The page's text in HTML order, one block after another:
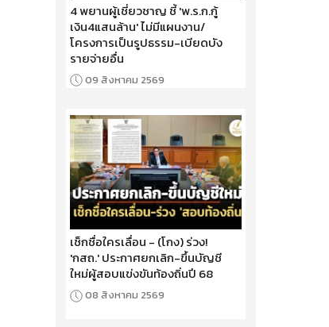
4 พยานผู้เชี่ยวชาญ ชี้ 'พ.ร.ก.กู้
เงิน4แสนล้าน' ไม่มีแผนงาน/
โครงการเป็นรูปธรรม-เบียดบัง
รายจ่ายอื่น
09 สิงหาคม 2569
เช็กชื่อใครเลื่อน - (โกง) ร่วง!
'กสถ.' ประกาศยกเลิก-ขึ้นบัญชี
ใหม่ผู้สอบแข่งขันท้องถิ่นปี 68
08 สิงหาคม 2569